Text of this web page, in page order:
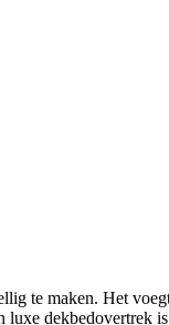
te maken. Het